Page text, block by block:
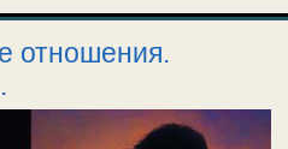
отношения.